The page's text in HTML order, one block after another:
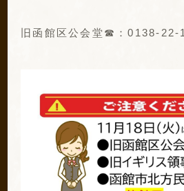
旧函館区公会堂☎：0138-22-